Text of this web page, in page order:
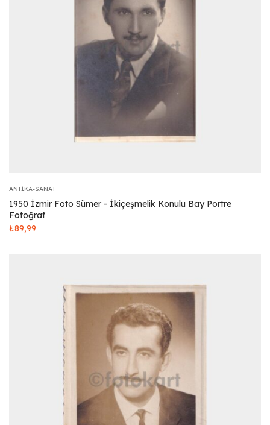
ANTIKA-SANAT
1950 İzmir Foto Sümer - İkiçeşmelik Konulu Bay Portre
Fotoğraf
₺89,99